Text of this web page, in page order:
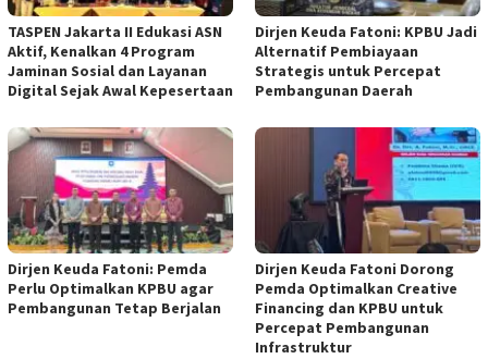
TASPEN Jakarta II Edukasi ASN
Aktif, Kenalkan 4 Program
Jaminan Sosial dan Layanan
Digital Sejak Awal Kepesertaan
Dirjen Keuda Fatoni: KPBU Jadi
Alternatif Pembiayaan
Strategis untuk Percepat
Pembangunan Daerah
Dirjen Keuda Fatoni: Pemda
Perlu Optimalkan KPBU agar
Pembangunan Tetap Berjalan
Dirjen Keuda Fatoni Dorong
Pemda Optimalkan Creative
Financing dan KPBU untuk
Percepat Pembangunan
Infrastruktur